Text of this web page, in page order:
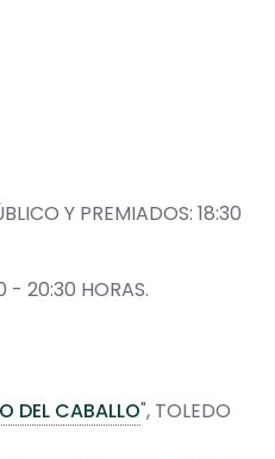
Y PREMIADOS: 18:30
- 20:30 HORAS.
DEL CABALLO", TOLEDO